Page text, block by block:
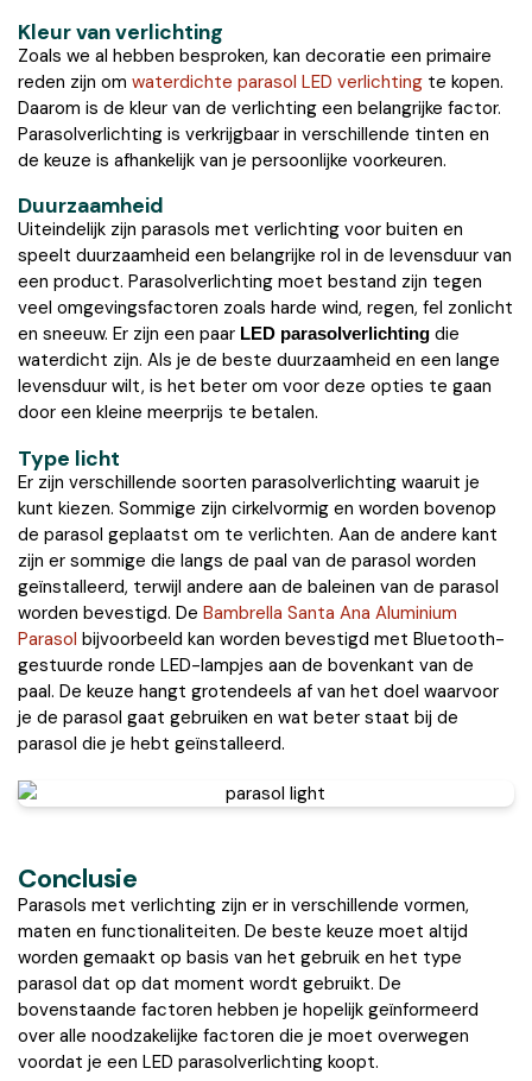
Kleur van verlichting
Zoals we al hebben besproken, kan decoratie een primaire
reden zijn om waterdichte parasol LED verlichting te kopen.
Daarom is de kleur van de verlichting een belangrijke factor.
Parasolverlichting is verkrijgbaar in verschillende tinten en
de keuze is afhankelijk van je persoonlijke voorkeuren.
Duurzaamheid
Uiteindelijk zijn parasols met verlichting voor buiten en
speelt duurzaamheid een belangrijke rol in de levensduur van
een product. Parasolverlichting moet bestand zijn tegen
veel omgevingsfactoren zoals harde wind, regen, fel zonlicht
en sneeuw. Er zijn een paar LED parasolverlichting die
waterdicht zijn. Als je de beste duurzaamheid en een lange
levensduur wilt, is het beter om voor deze opties te gaan
door een kleine meerprijs te betalen.
Type licht
Er zijn verschillende soorten parasolverlichting waaruit je
kunt kiezen. Sommige zijn cirkelvormig en worden bovenop
de parasol geplaatst om te verlichten. Aan de andere kant
zijn er sommige die langs de paal van de parasol worden
geïnstalleerd, terwijl andere aan de baleinen van de parasol
worden bevestigd. De Bambrella Santa Ana Aluminium
Parasol bijvoorbeeld kan worden bevestigd met Bluetooth-
gestuurde ronde LED-lampjes aan de bovenkant van de
paal. De keuze hangt grotendeels af van het doel waarvoor
je de parasol gaat gebruiken en wat beter staat bij de
parasol die je hebt geïnstalleerd.
Conclusie
Parasols met verlichting zijn er in verschillende vormen,
maten en functionaliteiten. De beste keuze moet altijd
worden gemaakt op basis van het gebruik en het type
parasol dat op dat moment wordt gebruikt. De
bovenstaande factoren hebben je hopelijk geïnformeerd
over alle noodzakelijke factoren die je moet overwegen
voordat je een LED parasolverlichting koopt.